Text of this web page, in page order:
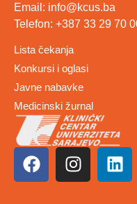
Email: info@kcus.ba
Telefon: +387 33 29 70
Lista čekanja
Konkursi i oglasi
Javne nabavke
Medicinski žurnal